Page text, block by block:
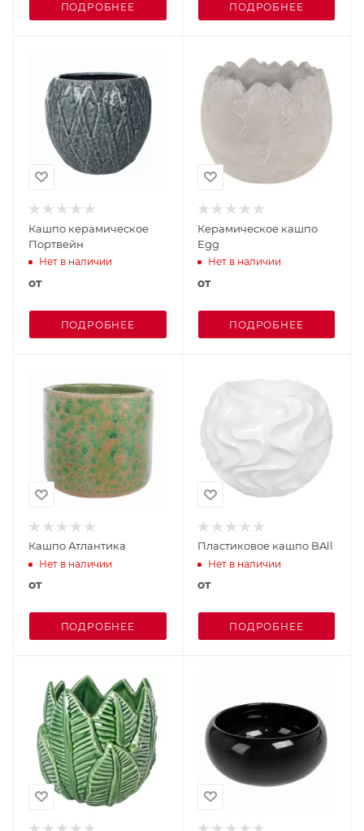
ПОДРОБНЕЕ ПОДРОБНЕЕ
Кашпо керамическое
Портвейн
Нет в наличии
от
ПОДРОБНЕЕ
Керамическое кашпо
Egg
Нет в наличии
от
ПОДРОБНЕЕ
Кашпо Атлантика
Нет в наличии
от
ПОДРОБНЕЕ
Пластиковое кашпо BAll
Нет в наличии
от
ПОДРОБНЕЕ